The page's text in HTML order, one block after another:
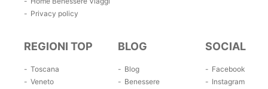
Privacy policy
REGIONI TOP
Toscana
Veneto
BLOG
Blog
Benessere
SOCIAL
Facebook
Instagram